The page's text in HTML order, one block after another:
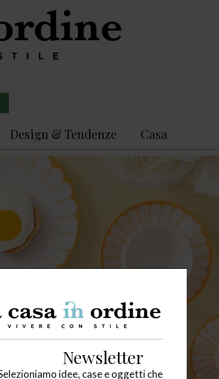
Casa
Design & Tendenze
Newsletter
idee, case e oggetti che